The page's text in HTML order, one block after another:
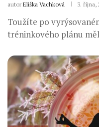
autor Eliška Vachková 3. října,
Toužíte po
tréninkového plánu